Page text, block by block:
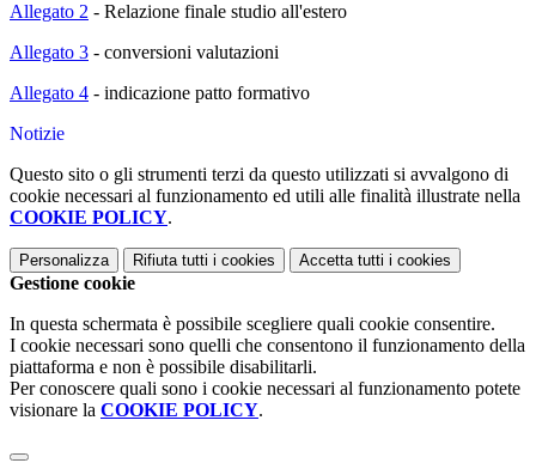
Allegato 2 - Relazione finale studio all'estero
Allegato 3 - conversioni valutazioni
Allegato 4 - indicazione patto formativo
Notizie
Questo sito o gli strumenti terzi da questo utilizzati si avvalgono di
cookie necessari al funzionamento ed utili alle finalità illustrate nella
COOKIE POLICY.
Personalizza Rifiuta tutti i cookies Accetta tutti i cookies
Gestione cookie
In questa schermata è possibile scegliere quali cookie consentire.
I cookie necessari sono quelli che consentono il funzionamento della
piattaforma e non è possibile disabilitarli.
Per conoscere quali sono i cookie necessari al funzionamento potete
visionare la COOKIE POLICY.